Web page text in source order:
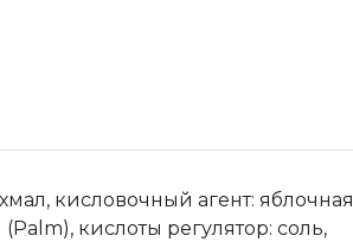
кисловочный агент: яблочная
кислоты регулятор: соль,